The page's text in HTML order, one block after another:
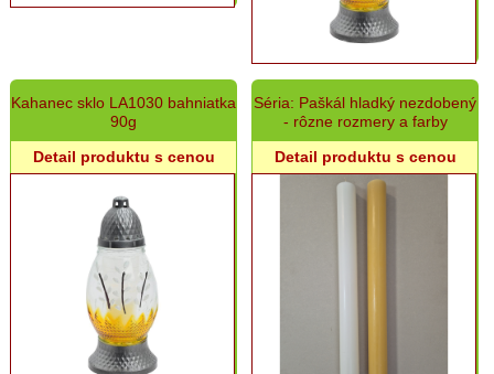
Kahanec sklo LA1030 bahniatka
90g
Detail produktu s cenou
Séria: Paškál hladký nezdobený
- rôzne rozmery a farby
Detail produktu s cenou